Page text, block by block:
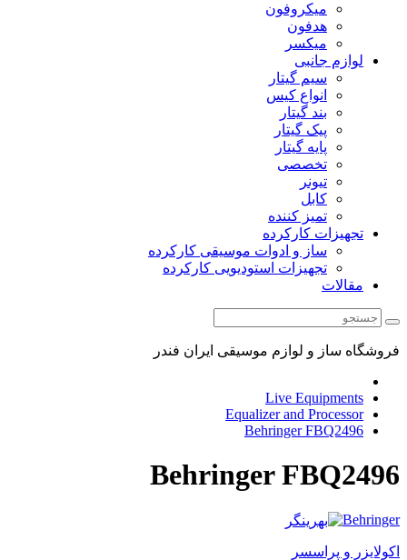
میکروفون
هدفون
میکسر
لوازم جانبی
سیم گیتار
انواع کیس
بند گیتار
پیک گیتار
پایه گیتار
تخصصی
تیونر
کابل
تمیز کننده
تجهیزات کارکرده
ساز و ادوات موسیقی کارکرده
تجهیزات استودیویی کارکرده
مقالات
فروشگاه ساز و لوازم موسیقی ایران فندر
Live Equipments
Equalizer and Processor
Behringer FBQ2496
Behringer FBQ2496
Behringer
اکولایزر و پراسسر